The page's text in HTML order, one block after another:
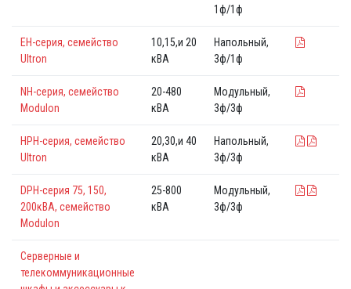
1ф/1ф
EH-серия, семейство
Ultron
10,15,и 20
кВА
Напольный,
3ф/1ф
NH-серия, семейство
Modulon
20-480
кВА
Модульный,
3ф/3ф
HPH-серия, семейство
Ultron
20,30,и 40
кВА
Напольный,
3ф/3ф
DPH-серия 75, 150,
200кВА, семейство
Modulon
25-800
кВА
Модульный,
3ф/3ф
Серверные и
телекоммуникационные